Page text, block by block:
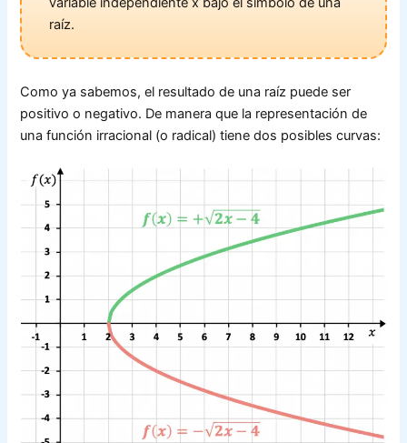
raíz.
Como ya sabemos, el resultado de una raíz puede ser
positivo o negativo. De manera que la representación de
una función irracional (o radical) tiene dos posibles curvas: